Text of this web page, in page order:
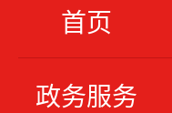
首页
政务服务